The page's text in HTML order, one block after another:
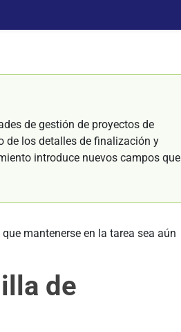
de gestión de proyectos de
de los detalles de finalización y
introduce nuevos campos que
mantenerse en la tarea sea aún
de